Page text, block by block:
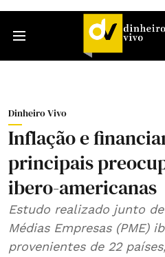
Dinheiro Vivo
Inflação e
principais
ibero-americanas
Estudo realizado junto de
Médias Empresas (PME)
provenientes de 22